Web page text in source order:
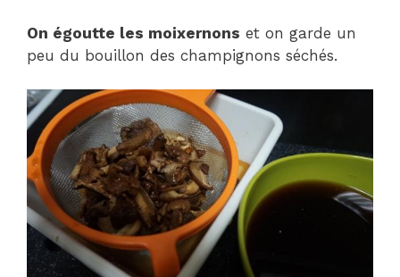
On égoutte les moixernons et on garde un
peu du bouillon des champignons séchés.